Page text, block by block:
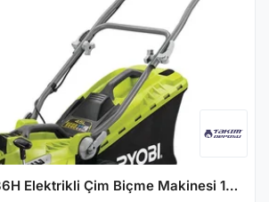
RYOBI RLM15E36H Elektrikli Çim Biçme Makinesi 1500W